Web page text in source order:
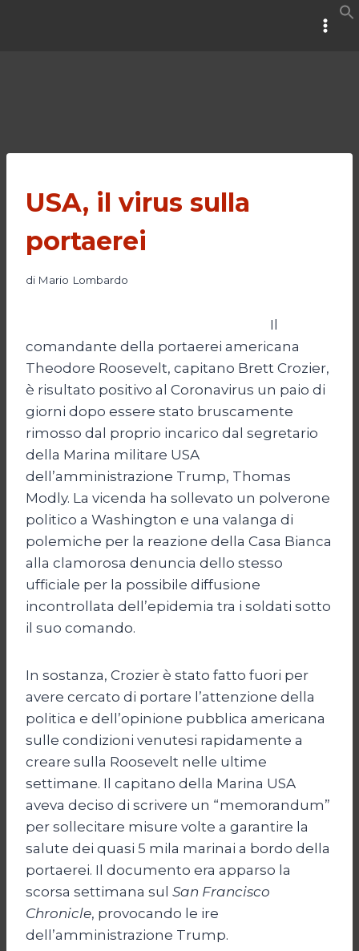
USA, il virus sulla
portaerei
di Mario Lombardo
Il
comandante della portaerei americana
Theodore Roosevelt, capitano Brett Crozier,
è risultato positivo al Coronavirus un paio di
giorni dopo essere stato bruscamente
rimosso dal proprio incarico dal segretario
della Marina militare USA
dell’amministrazione Trump, Thomas
Modly. La vicenda ha sollevato un polverone
politico a Washington e una valanga di
polemiche per la reazione della Casa Bianca
alla clamorosa denuncia dello stesso
ufficiale per la possibile diffusione
incontrollata dell’epidemia tra i soldati sotto
il suo comando.
In sostanza, Crozier è stato fatto fuori per
avere cercato di portare l’attenzione della
politica e dell’opinione pubblica americana
sulle condizioni venutesi rapidamente a
creare sulla Roosevelt nelle ultime
settimane. Il capitano della Marina USA
aveva deciso di scrivere un “memorandum”
per sollecitare misure volte a garantire la
salute dei quasi 5 mila marinai a bordo della
portaerei. Il documento era apparso la
scorsa settimana sul San Francisco
Chronicle, provocando le ire
dell’amministrazione Trump.